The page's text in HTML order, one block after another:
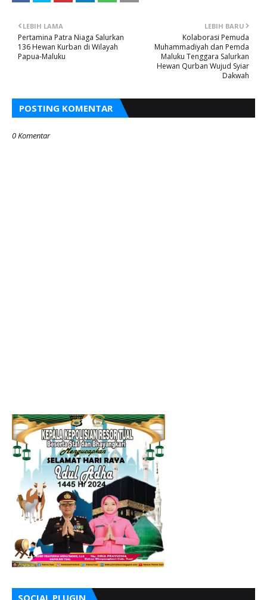
LEBIH BARU
Kolaborasi Pemuda
Muhammadiyah dan Pemda
Maluku Tenggara Salurkan
Hewan Qurban Wujud Syiar
Dakwah
LEBIH LAMA
Pertamina Patra Niaga Salurkan
136 Hewan Kurban di Wilayah
Papua-Maluku
POSTING KOMENTAR
0 Komentar
SOCIAL PLUGIN